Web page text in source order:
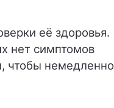
её здоровья.
нет симптомов
чтобы немедленно